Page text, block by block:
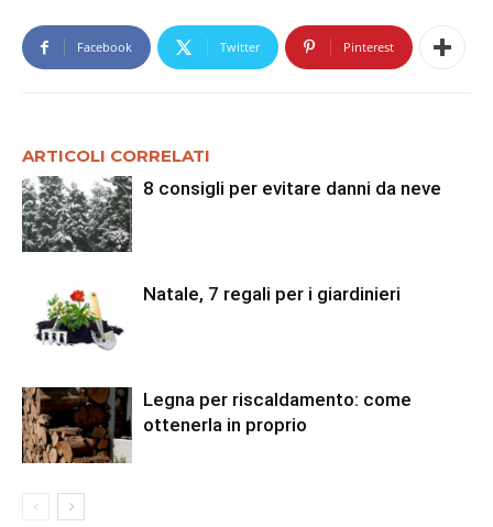
Facebook Twitter Pinterest
ARTICOLI CORRELATI
8 consigli per evitare danni da neve
Natale, 7 regali per i giardinieri
Legna per riscaldamento: come
ottenerla in proprio